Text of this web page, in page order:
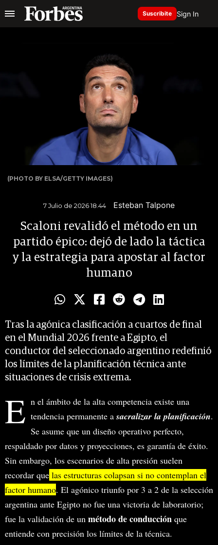
Suscribite Sign In
(PHOTO BY ELSA/GETTY IMAGES)
7 Julio de 2026 18.44 Esteban Talpone
Scaloni revalidó el método en un
partido épico: dejó de lado la táctica
y la estrategia para apostar al factor
humano
Tras la agónica clasificación a cuartos de final
en el Mundial 2026 frente a Egipto, el
conductor del seleccionado argentino redefinió
los límites de la planificación técnica ante
situaciones de crisis extrema.
E n el ámbito de la alta competencia existe una
tendencia permanente asacralizar la planificación.
Se asume que un diseño operativo perfecto,
respaldado por datos y proyecciones, es garantía de éxito.
Sin embargo, los escenarios de alta presión suelen
recordar que las estructuras colapsan si no contemplan el
factor humano. El agónico triunfo por 3 a 2 de la selección
argentina ante Egipto no fue una victoria de laboratorio;
fue la validación de un método de conducción que
entiende con precisión los límites de la técnica.